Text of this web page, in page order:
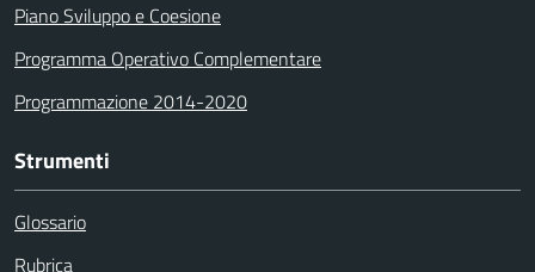
Piano Sviluppo e Coesione
Programma Operativo Complementare
Programmazione 2014-2020
Strumenti
Glossario
Rubrica